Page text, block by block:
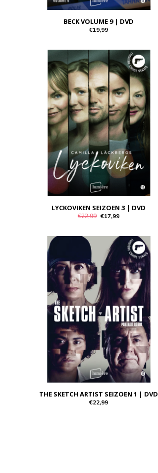
BECK VOLUME 9 | DVD
€19,99
LYCKOVIKEN SEIZOEN 3 | DVD
€22,99 €17,99
THE SKETCH ARTIST SEIZOEN 1 | DVD
€22,99